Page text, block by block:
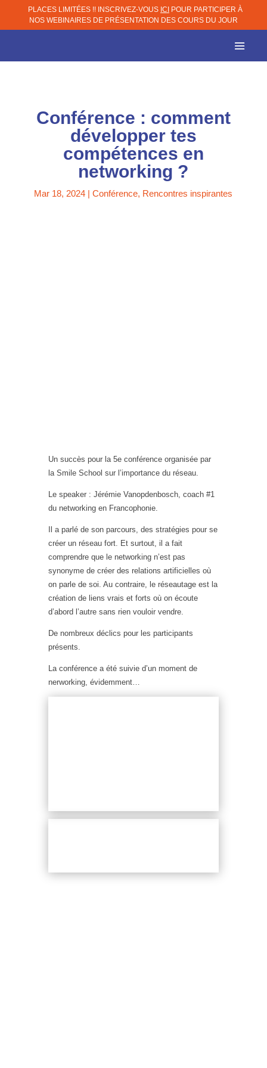
PLACES LIMITÉES !! INSCRIVEZ-VOUS ICI
POUR PARTICIPER À
NOS WEBINAIRES DE PRÉSENTATION DES COURS DU JOUR
Conférence : comment
développer tes
compétences en
networking ?
Mar 18, 2024 |Conférence, Rencontres inspirantes
Un succès pour la 5e conférence organisée par
la Smile School sur l’importance du réseau.
Le speaker : Jérémie Vanopdenbosch, coach #1
du networking en Francophonie.
Il a parlé de son parcours, des stratégies pour se
créer un réseau fort. Et surtout, il a fait
comprendre que le networking n’est pas
synonyme de créer des relations artificielles où
on parle de soi. Au contraire, le réseautage est la
création de liens vrais et forts où on écoute
d’abord l’autre sans rien vouloir vendre.
De nombreux déclics pour les participants
présents.
La conférence a été suivie d’un moment de
nerworking, évidemment…